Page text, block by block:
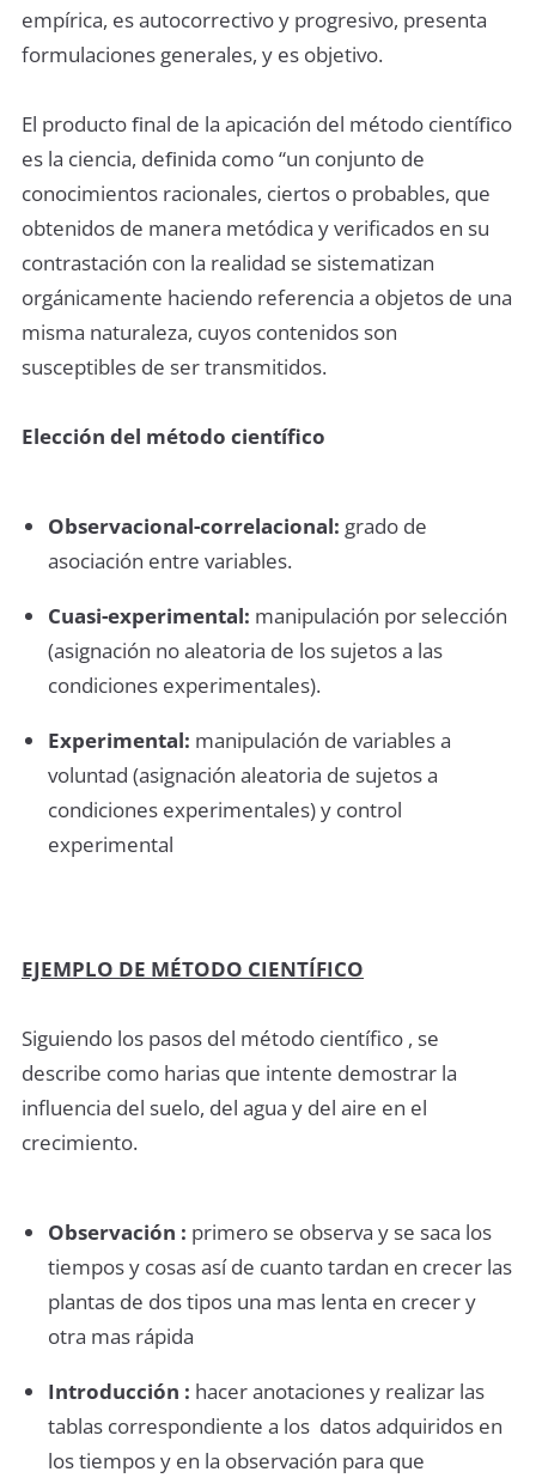
empírica, es autocorrectivo y progresivo, presenta
formulaciones generales, y es objetivo.
El producto ﬁnal de la apicación del método cientíﬁco
es la ciencia, deﬁnida como “un conjunto de
conocimientos racionales, ciertos o probables, que
obtenidos de manera metódica y verificados en su
contrastación con la realidad se sistematizan
orgánicamente haciendo referencia a objetos de una
misma naturaleza, cuyos contenidos son
susceptibles de ser transmitidos.
Elección del método científico
Observacional-correlacional: grado de
asociación entre variables.
Cuasi-experimental: manipulación por selección
(asignación no aleatoria de los sujetos a las
condiciones experimentales).
Experimental: manipulación de variables a
voluntad (asignación aleatoria de sujetos a
condiciones experimentales) y control
experimental
EJEMPLO DE MÉTODO CIENTÍFICO
Siguiendo los pasos del método científico , se
describe como harias que intente demostrar la
influencia del suelo, del agua y del aire en el
crecimiento.
Observación : primero se observa y se saca los
tiempos y cosas así de cuanto tardan en crecer las
plantas de dos tipos una mas lenta en crecer y
otra mas rápida
Introducción : hacer anotaciones y realizar las
tablas correspondiente a los datos adquiridos en
los tiempos y en la observación para que